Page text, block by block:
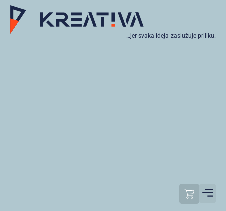
…jer svaka ideja zaslužuje priliku.